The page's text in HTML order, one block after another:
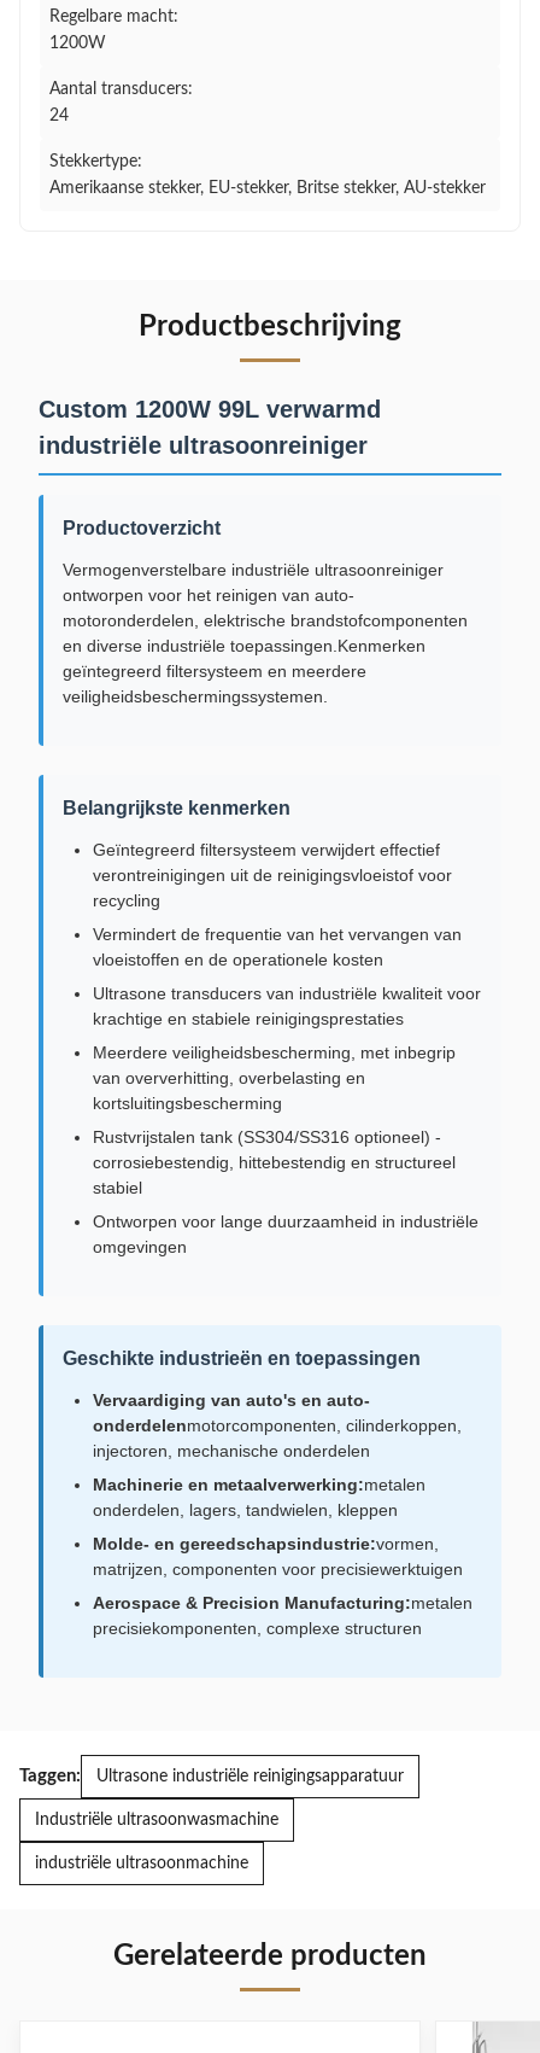
Regelbare macht:
1200W
Aantal transducers:
24
Stekkertype:
Amerikaanse stekker, EU-stekker, Britse stekker, AU-stekker
Productbeschrijving
Custom 1200W 99L verwarmd
industriële ultrasoonreiniger
Productoverzicht
Vermogenverstelbare industriële ultrasoonreiniger
ontworpen voor het reinigen van auto-
motoronderdelen, elektrische brandstofcomponenten
en diverse industriële toepassingen.Kenmerken
geïntegreerd filtersysteem en meerdere
veiligheidsbeschermingssystemen.
Belangrijkste kenmerken
Geïntegreerd filtersysteem verwijdert effectief
verontreinigingen uit de reinigingsvloeistof voor
recycling
Vermindert de frequentie van het vervangen van
vloeistoffen en de operationele kosten
Ultrasone transducers van industriële kwaliteit voor
krachtige en stabiele reinigingsprestaties
Meerdere veiligheidsbescherming, met inbegrip
van oververhitting, overbelasting en
kortsluitingsbescherming
Rustvrijstalen tank (SS304/SS316 optioneel) -
corrosiebestendig, hittebestendig en structureel
stabiel
Ontworpen voor lange duurzaamheid in industriële
omgevingen
Geschikte industrieën en toepassingen
Vervaardiging van auto's en auto-
onderdelenmotorcomponenten, cilinderkoppen,
injectoren, mechanische onderdelen
Machinerie en metaalverwerking:metalen
onderdelen, lagers, tandwielen, kleppen
Molde- en gereedschapsindustrie:vormen,
matrijzen, componenten voor precisiewerktuigen
Aerospace & Precision Manufacturing:metalen
precisiekomponenten, complexe structuren
Taggen: Ultrasone industriële reinigingsapparatuur
Industriële ultrasoonwasmachine
industriële ultrasoonmachine
Gerelateerde producten